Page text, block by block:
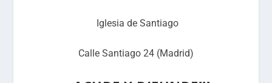
Iglesia de Santiago
Calle Santiago 24 (Madrid)